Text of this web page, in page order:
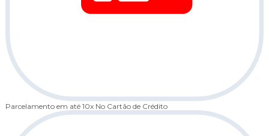
Parcelamento em até 10x No Cartão de Crédito